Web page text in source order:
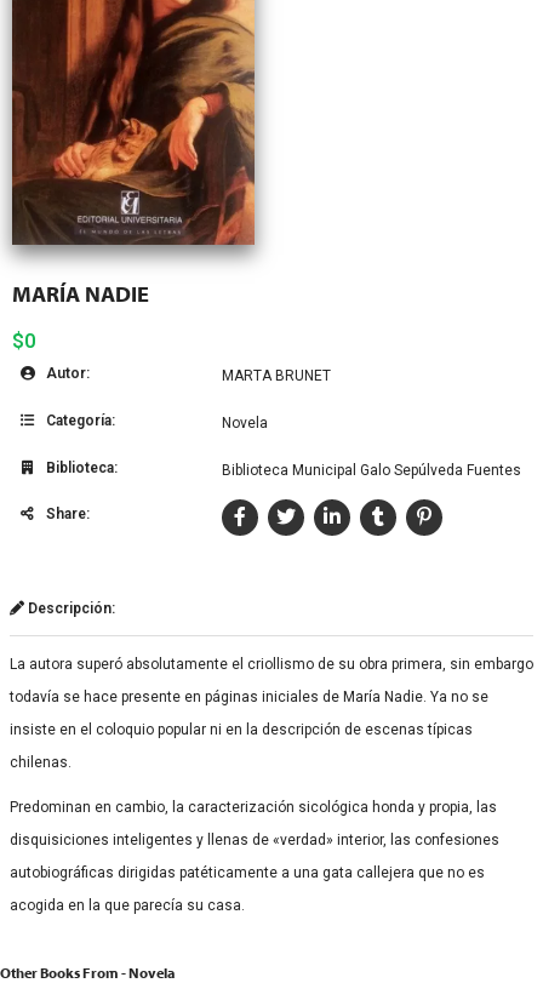
MARÍA NADIE
$0
Autor: MARTA BRUNET
Categoría: Novela
Biblioteca: Biblioteca Municipal Galo Sepúlveda Fuentes
Share:
Descripción:
La autora superó absolutamente el criollismo de su obra primera, sin embargo
todavía se hace presente en páginas iniciales de María Nadie. Ya no se
insiste en el coloquio popular ni en la descripción de escenas típicas
chilenas.
Predominan en cambio, la caracterización sicológica honda y propia, las
disquisiciones inteligentes y llenas de «verdad» interior, las confesiones
autobiográficas dirigidas patéticamente a una gata callejera que no es
acogida en la que parecía su casa.
Other Books From - Novela